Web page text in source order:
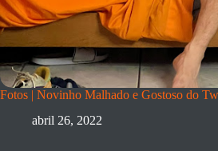
Fotos | Novinho Malhado e Gostoso do
abril 26, 2022